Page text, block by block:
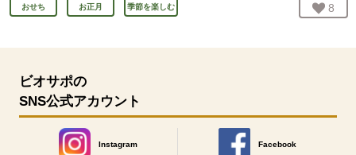
おせち お正月 季節を楽しむ お気
8
ビオサポの
SNS公式アカウント
Instagram
別のウィンドウで開きます。
Facebook
別のウィンドウで開きます